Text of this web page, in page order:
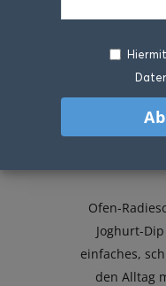
Ofen-
Joghurt-
einfaches,
den Alltag